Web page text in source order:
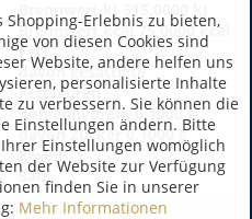
Brennwert kJ 315,0000 kJ
Brennwert kcal 75,0000 kcal
Fett
davon gesättigte
Fettsäuren
Kohlenhydrate 0,1000 g
davon Zucker 0,1000 g
Eiweiß_1
Salz
Erlebnis zu bieten,
von diesen Cookies sind
Website, andere helfen uns
personalisierte Inhalte
zu verbessern. Sie können die
Einstellungen ändern. Bitte
Einstellungen womöglich
der Website zur Verfügung
finden Sie in unserer
Mehr Informationen